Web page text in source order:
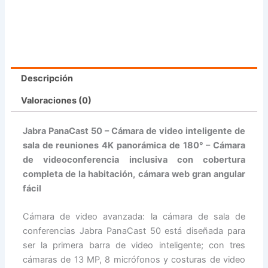
Descripción
Valoraciones (0)
Jabra PanaCast 50 – Cámara de video inteligente de
sala de reuniones 4K panorámica de 180° – Cámara
de videoconferencia inclusiva con cobertura
completa de la habitación, cámara web gran angular
fácil
Cámara de video avanzada: la cámara de sala de
conferencias Jabra PanaCast 50 está diseñada para
ser la primera barra de video inteligente; con tres
cámaras de 13 MP, 8 micrófonos y costuras de video